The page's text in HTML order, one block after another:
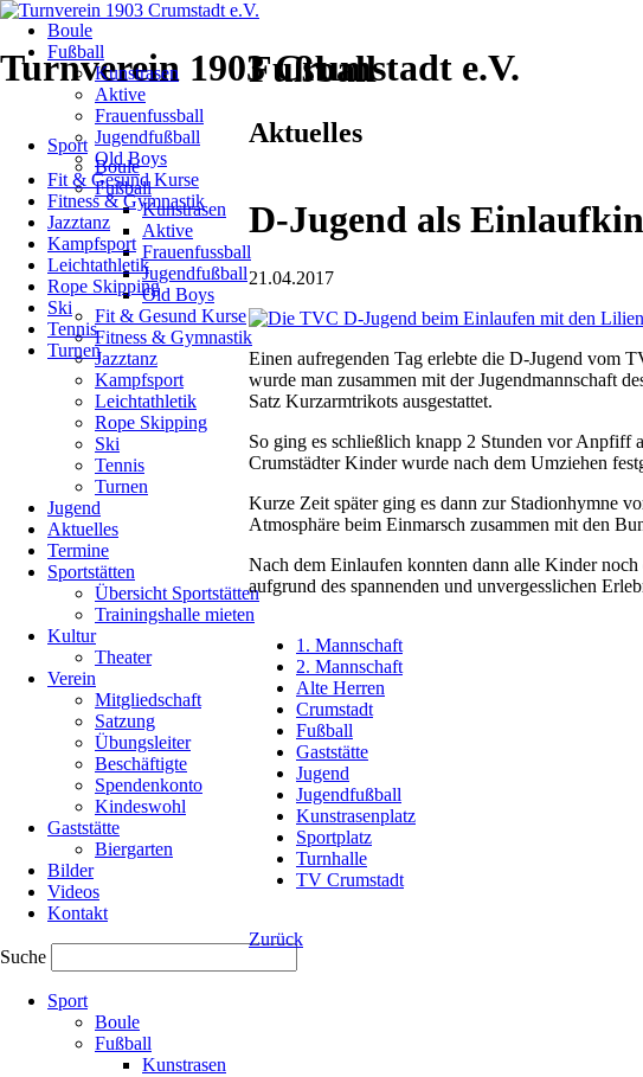
Turnverein 1903 Crumstadt e.V.
Navigation
überspringen
Sport
Boule
Fußball
Kunstrasen
Aktive
Frauenfussball
Jugendfußball
Old Boys
Fit & Gesund Kurse
Fitness & Gymnastik
Jazztanz
Kampfsport
Leichtathletik
Rope Skipping
Ski
Tennis
Turnen
Jugend
Aktuelles
Termine
Sportstätten
Übersicht Sportstätten
Trainingshalle mieten
Kultur
Theater
Verein
Mitgliedschaft
Satzung
Übungsleiter
Beschäftigte
Spendenkonto
Kindeswohl
Gaststätte
Biergarten
Bilder
Videos
Kontakt
Suche
überspringen
Sport
Boule
Fußball
Kunstrasen
Fußball
Aktuelles
D-Jugend als
21.04.2017
Einen aufregenden Tag erlebte die D-Jugend vom
wurde man zusammen mit der Jugendmannschaft
Satz Kurzarmtrikots ausgestattet.
So ging es schließlich knapp 2 Stunden vor
Crumstädter Kinder wurde nach dem Umziehen
Kurze Zeit später ging es dann zur Stadionhymne
Atmosphäre beim Einmarsch zusammen mit den
Nach dem Einlaufen konnten dann alle Kinder
aufgrund des spannenden und unvergesslichen
1. Mannschaft
2. Mannschaft
Alte Herren
Crumstadt
Fußball
Gaststätte
Jugend
Jugendfußball
Kunstrasenplatz
Sportplatz
Turnhalle
TV Crumstadt
Zurück
Navigation
überspringen
Boule
Fußball
Kunstrasen
Aktive
Frauenfussball
Jugendfußball
Old Boys
Fit & Gesund Kurse
Fitness & Gymnastik
Jazztanz
Kampfsport
Leichtathletik
Rope Skipping
Ski
Tennis
Turnen